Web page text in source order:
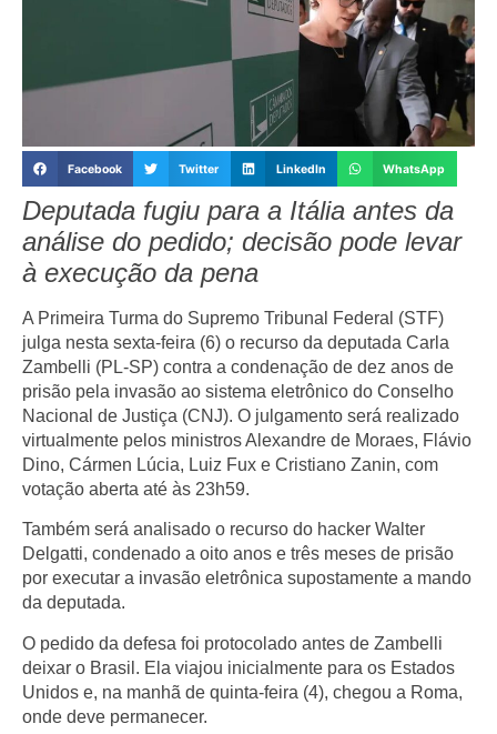
Facebook Twitter LinkedIn WhatsApp
Deputada fugiu para a Itália antes da
análise do pedido; decisão pode levar
à execução da pena
A Primeira Turma do Supremo Tribunal Federal (STF)
julga nesta sexta-feira (6) o recurso da deputada Carla
Zambelli (PL-SP) contra a condenação de dez anos de
prisão pela invasão ao sistema eletrônico do Conselho
Nacional de Justiça (CNJ). O julgamento será realizado
virtualmente pelos ministros Alexandre de Moraes, Flávio
Dino, Cármen Lúcia, Luiz Fux e Cristiano Zanin, com
votação aberta até às 23h59.
Também será analisado o recurso do hacker Walter
Delgatti, condenado a oito anos e três meses de prisão
por executar a invasão eletrônica supostamente a mando
da deputada.
O pedido da defesa foi protocolado antes de Zambelli
deixar o Brasil. Ela viajou inicialmente para os Estados
Unidos e, na manhã de quinta-feira (4), chegou a Roma,
onde deve permanecer.